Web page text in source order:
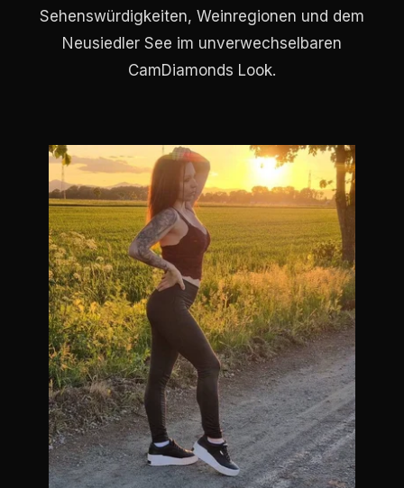
Sehenswürdigkeiten, Weinregionen und dem
Neusiedler See im unverwechselbaren
CamDiamonds Look.